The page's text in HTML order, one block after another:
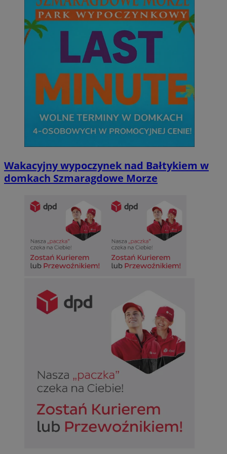
Wakacyjny wypoczynek nad Bałtykiem w
domkach Szmaragdowe Morze
VISITOR_PRIVACY_METADATA
.youtube.com
5 miesięcy 4
CookieScript
sosnowiecki.pl
Google Privacy Policy